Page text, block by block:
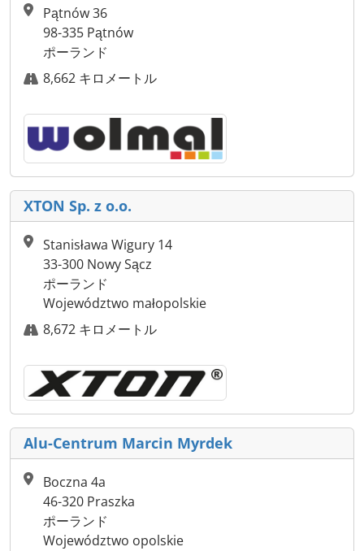
Pątnów 36
98-335 Pątnów
ポーランド
8,662 キロメートル
XTON Sp. z o.o.
Stanisława Wigury 14
33-300 Nowy Sącz
ポーランド
Województwo małopolskie
8,672 キロメートル
Alu-Centrum Marcin Myrdek
Boczna 4a
46-320 Praszka
ポーランド
Województwo opolskie